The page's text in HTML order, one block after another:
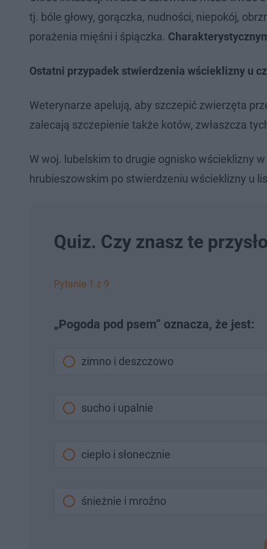
tj. bóle głowy, gorączka, nudności, niepokój,
porażenia mięśni i śpiączka.
Ostatni przypadek stwierdzenia wścieklizny u
Weterynarze apelują, aby szczepić zwierzęta
zalecają szczepienie także kotów, zwłaszcza
W woj. lubelskim to drugie ognisko wścieklizny
hrubieszowskim po stwierdzeniu wścieklizny u
Quiz. Czy znasz te
Pytanie 1 z 9
„Pogoda pod psem” oznacza, że jest:
zimno i deszczowo
sucho i upalnie
ciepło i słonecznie
śnieżnie i mroźno